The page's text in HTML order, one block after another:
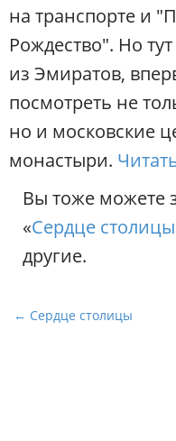
на транспорте и
Рождество". Но
из Эмиратов,
посмотреть не
но и московские
монастыри.
Вы тоже можете
«Сердце столицы
другие.
Н
← Сердце столицы